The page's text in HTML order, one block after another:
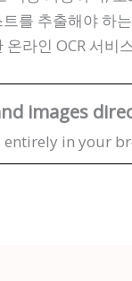
를 추출해야 하
온라인 OCR 서비
images
in your